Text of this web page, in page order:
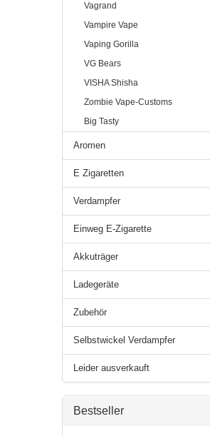
Vagrand
Vampire Vape
Vaping Gorilla
VG Bears
VISHA Shisha
Zombie Vape-Customs
Big Tasty
Aromen
E Zigaretten
Verdampfer
Einweg E-Zigarette
Akkuträger
Ladegeräte
Zubehör
Selbstwickel Verdampfer
Leider ausverkauft
Bestseller